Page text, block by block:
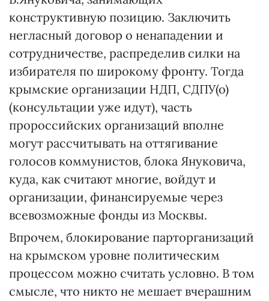
конструктивную позицию. Заключить
негласный договор о ненападении и
сотрудничестве, распределив силки на
избирателя по широкому фронту. Тогда
крымские организации НДП, СДПУ(о)
(консультации уже идут), часть
пророссийских организаций вполне
могут рассчитывать на оттягивание
голосов коммунистов, блока Януковича,
куда, как считают многие, войдут и
организации, финансируемые через
всевозможные фонды из Москвы.
Впрочем, блокирование парторганизаций
на крымском уровне политическим
процессом можно считать условно. В том
смысле, что никто не мешает вчерашним